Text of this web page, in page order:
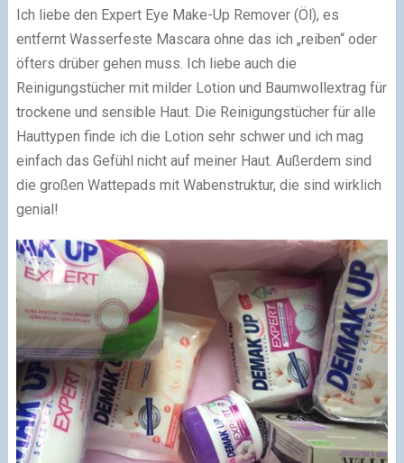
Ich liebe den Expert Eye Make-Up Remover (Öl), es
entfernt Wasserfeste Mascara ohne das ich „reiben“ oder
öfters drüber gehen muss. Ich liebe auch die
Reinigungstücher mit milder Lotion und Baumwollextrag für
trockene und sensible Haut. Die Reinigungstücher für alle
Hauttypen finde ich die Lotion sehr schwer und ich mag
einfach das Gefühl nicht auf meiner Haut. Außerdem sind
die großen Wattepads mit Wabenstruktur, die sind wirklich
genial!